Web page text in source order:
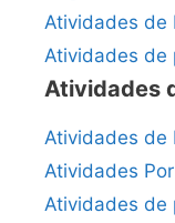
Atividades de
Atividades de
Atividades
Atividades de
Atividades
Atividades de